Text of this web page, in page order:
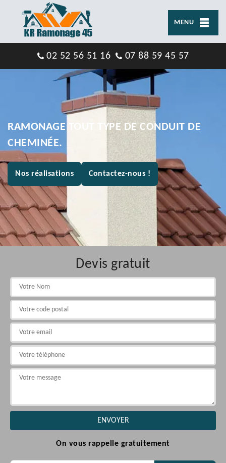
MENU
02 52 56 51 16 07 88 59 45 57
RAMONAGE TOUT TYPE DE CONDUIT DE
CHEMINÉE.
Nos réalisations Contactez-nous !
Devis gratuit
On vous rappelle gratuitement